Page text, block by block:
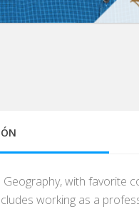
Geography, with favorite
working as a